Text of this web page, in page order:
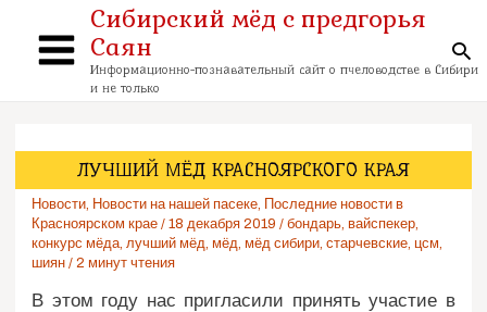
содержимому
Main
Сибирский мёд с предгорья
Саян
Информационно-познавательный сайт о пчеловодстве в Сибири
и не только
ЛУЧШИЙ МЁД КРАСНОЯРСКОГО КРАЯ
Новости Новости на нашей пасеке Последние новости в
Красноярском крае /18 декабря 2019 /бондарь ,вайспекер
конкурс мёда лучший мёд ,мёд ,мёд сибири ,старчевские ,цсм
шиян /2 минут чтения
В этом году нас пригласили принять участие в